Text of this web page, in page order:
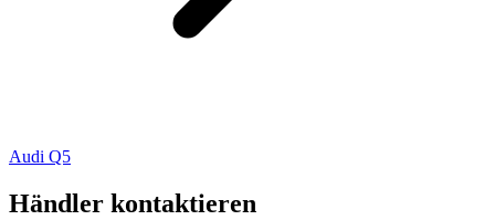
Audi Q5
Händler kontaktieren